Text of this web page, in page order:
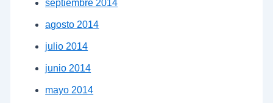
septiembre 2014
agosto 2014
julio 2014
junio 2014
mayo 2014